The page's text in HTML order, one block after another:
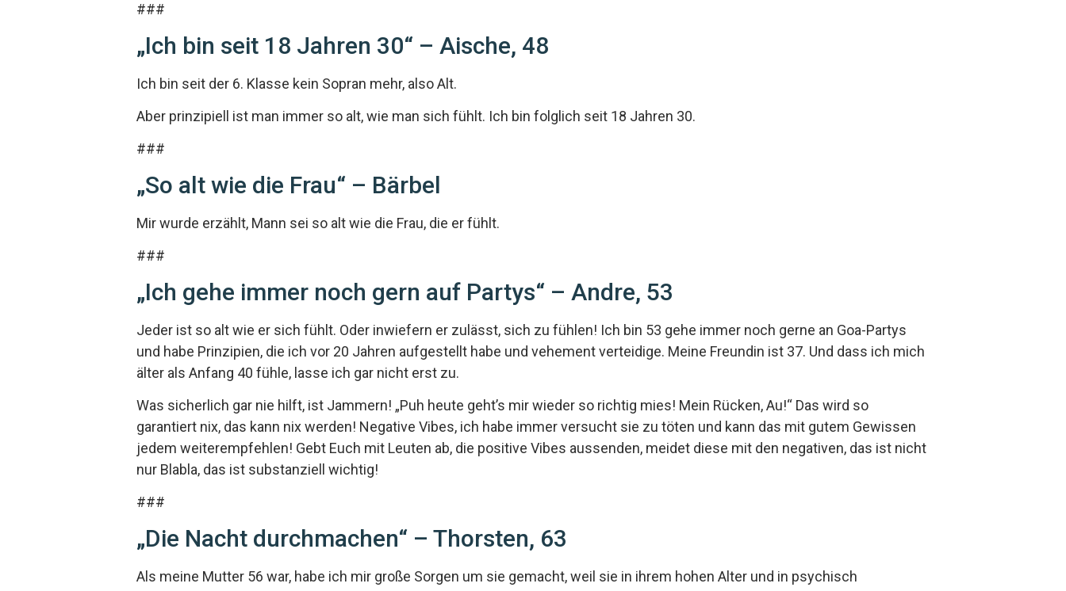
###
„Ich bin seit 18 Jahren 30“ – Aische, 48
Ich bin seit der 6. Klasse kein Sopran mehr, also Alt.
Aber prinzipiell ist man immer so alt, wie man sich fühlt. Ich bin folglich seit 18 Jahren 30.
###
„So alt wie die Frau“ – Bärbel
Mir wurde erzählt, Mann sei so alt wie die Frau, die er fühlt.
###
„Ich gehe immer noch gern auf Partys“ – Andre, 53
Jeder ist so alt wie er sich fühlt. Oder inwiefern er zulässt, sich zu fühlen! Ich bin 53 gehe immer noch gerne an Goa-Partys
und habe Prinzipien, die ich vor 20 Jahren aufgestellt habe und vehement verteidige. Meine Freundin ist 37. Und dass ich mich
älter als Anfang 40 fühle, lasse ich gar nicht erst zu.
Was sicherlich gar nie hilft, ist Jammern! „Puh heute geht’s mir wieder so richtig mies! Mein Rücken, Au!“ Das wird so
garantiert nix, das kann nix werden! Negative Vibes, ich habe immer versucht sie zu töten und kann das mit gutem Gewissen
jedem weiterempfehlen! Gebt Euch mit Leuten ab, die positive Vibes aussenden, meidet diese mit den negativen, das ist nicht
nur Blabla, das ist substanziell wichtig!
###
„Die Nacht durchmachen“ – Thorsten, 63
Als meine Mutter 56 war, habe ich mir große Sorgen um sie gemacht, weil sie in ihrem hohen Alter und in psychisch